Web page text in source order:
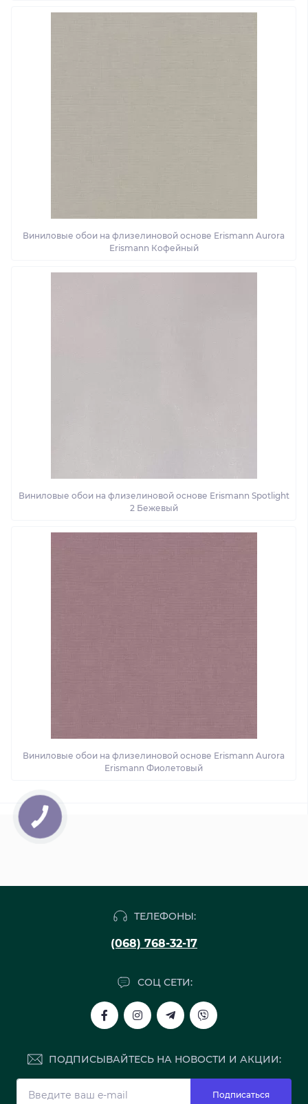
Виниловые обои на флизелиновой основе Erismann Aurora
Erismann Кофейный
Виниловые обои на флизелиновой основе Erismann Spotlight
2 Бежевый
Виниловые обои на флизелиновой основе Erismann Aurora
Erismann Фиолетовый
ТЕЛЕФОНЫ:
(068) 768-32-17
СОЦ СЕТИ:
ПОДПИСЫВАЙТЕСЬ НА НОВОСТИ И АКЦИИ:
Подписаться